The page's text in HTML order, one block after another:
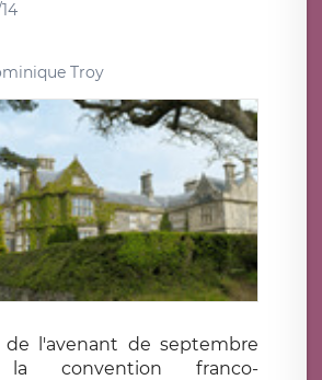
Troy
de l'avenant de septembre
convention franco-